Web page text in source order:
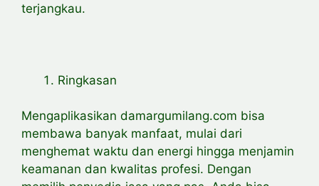
terjangkau.
Ringkasan
Mengaplikasikan damargumilang.com bisa
membawa banyak manfaat, mulai dari
menghemat waktu dan energi hingga menjamin
keamanan dan kwalitas profesi. Dengan